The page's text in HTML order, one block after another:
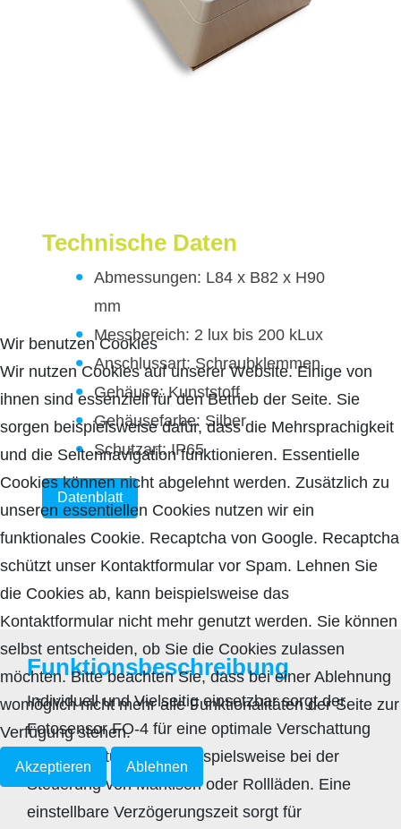
Technische Daten
Abmessungen: L84 x B82 x H90
mm
Messbereich: 2 lux bis 200 kLux
Anschlussart: Schraubklemmen
Gehäuse: Kunststoff
Gehäusefarbe: Silber
Schutzart: IP65
Datenblatt
Funktionsbeschreibung
Individuell und Vielseitig einsetzbar sorgt der
Fotosensor FO-4 für eine optimale Verschattung
in vielen Situationen. Beispielsweise bei der
Steuerung von Markisen oder Rollläden. Eine
einstellbare Verzögerungszeit sorgt für
Wir benutzen Cookies
Wir nutzen Cookies auf unserer Website. Einige von
ihnen sind essenziell für den Betrieb der Seite. Sie
sorgen beispielsweise dafür, dass die Mehrsprachigkeit
und die Seitennavigation funktionieren. Essentielle
Cookies können nicht abgelehnt werden. Zusätzlich zu
unseren essentiellen Cookies nutzen wir ein
funktionales Cookie. Recaptcha von Google. Recaptcha
schützt unser Kontaktformular vor Spam. Lehnen Sie
die Cookies ab, kann beispielsweise das
Kontaktformular nicht mehr genutzt werden. Sie können
selbst entscheiden, ob Sie die Cookies zulassen
möchten. Bitte beachten Sie, dass bei einer Ablehnung
womöglich nicht mehr alle Funktionalitäten der Seite zur
Verfügung stehen.
Akzeptieren Ablehnen